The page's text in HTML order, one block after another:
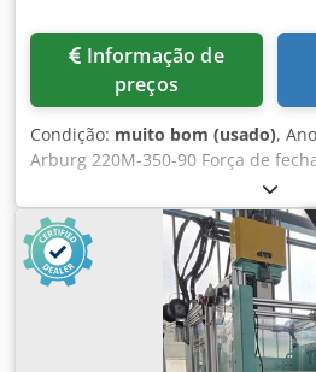
preços
Condição: muito bom (usado),
Arburg 220M-350-90 Força de
Ano de fabricação: 1996 Dsdpfx
do fuso: 20 mm Distância entre
22x22